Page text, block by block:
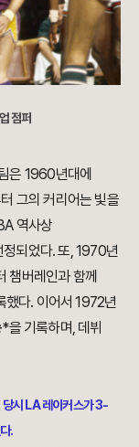
점퍼
은 1960년대에
그의 커리어는 빛을
역사상
되었다. 또, 1970년
챔버레인과 함께
했다. 이어서 1972년
*을 기록하며, 데뷔
시 LA 레이커스가 3-
.